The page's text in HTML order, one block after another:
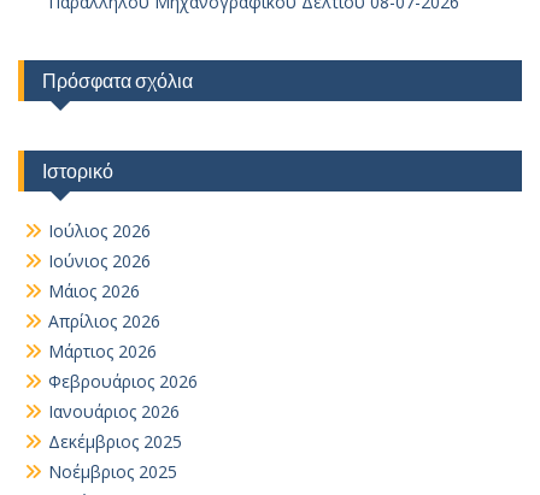
Πρόσφατα σχόλια
Ιστορικό
Ιούλιος 2026
Ιούνιος 2026
Μάιος 2026
Απρίλιος 2026
Μάρτιος 2026
Φεβρουάριος 2026
Ιανουάριος 2026
Δεκέμβριος 2025
Νοέμβριος 2025